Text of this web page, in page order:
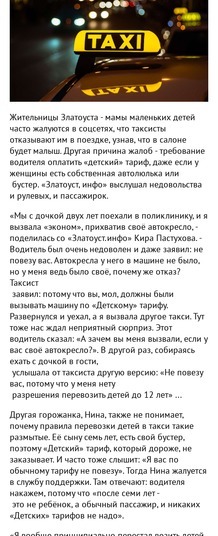
Жительницы Златоуста - мамы маленьких детей
часто жалуются в соцсетях, что таксисты
отказывают им в поездке, узнав, что в салоне
будет малыш. Другая причина жалоб - требование
водителя оплатить «детский» тариф, даже если у
женщины есть собственная автолюлька или
бустер. «Златоуст, инфо» выслушал недовольства
и рулевых, и пассажирок.
«Мы с дочкой двух лет поехали в поликлинику, и я
вызвала «эконом», прихватив своё автокресло, -
поделилась со «Златоуст.инфо» Кира Пастухова. -
Водитель был очень недоволен и даже заявил: не
повезу вас. Автокресла у него в машине не было,
но у меня ведь было своё, почему же отказ?
Таксист
заявил: потому что вы, мол, должны были
вызывать машину по «Детскому» тарифу.
Развернулся и уехал, а я вызвала другое такси. Тут
тоже нас ждал неприятный сюрприз. Этот
водитель сказал: «А зачем вы меня вызвали, если у
вас своё автокресло?». В другой раз, собираясь
ехать с дочкой в гости,
услышала от таксиста другую версию: «Не повезу
вас, потому что у меня нету
разрешения перевозить детей до 12 лет» ...
Другая горожанка, Нина, также не понимает,
почему правила перевозки детей в такси такие
размытые. Её сыну семь лет, есть свой бустер,
поэтому «Детский» тариф, который дороже, не
заказывает. И часто тоже слышит: «Я вас по
обычному тарифу не повезу». Тогда Нина жалуется
в службу поддержки. Там отвечают: водителя
накажем, потому что «после семи лет -
это не ребёнок, а обычный пассажир, и никаких
«Детских» тарифов не надо».